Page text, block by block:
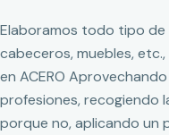
Elaboramos todo tipo de
cabeceros, muebles,
en ACERO
profesiones, recogiendo
porque no, aplicando un